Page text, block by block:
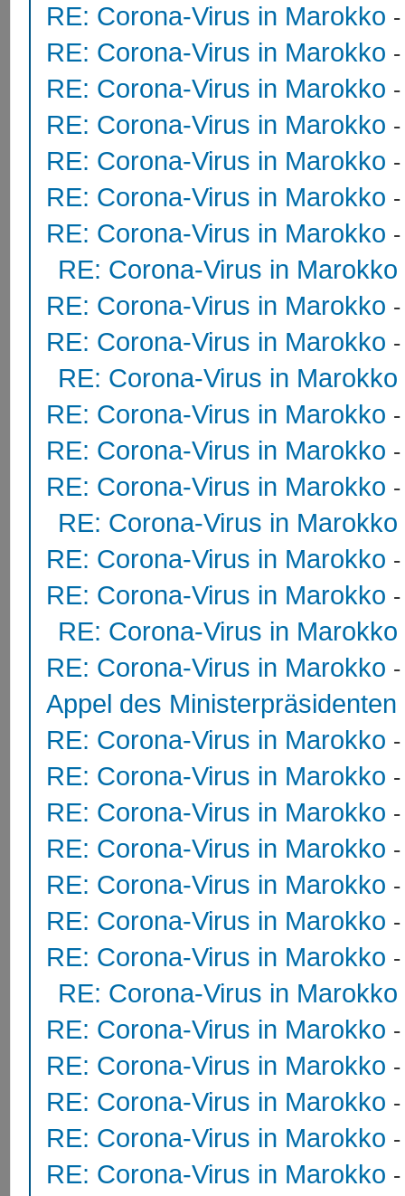
RE: Corona-Virus in Marokko
RE: Corona-Virus in Marokko
RE: Corona-Virus in Marokko
RE: Corona-Virus in Marokko
RE: Corona-Virus in Marokko
RE: Corona-Virus in Marokko
RE: Corona-Virus in Marokko
RE: Corona-Virus in Marokko
RE: Corona-Virus in Marokko
RE: Corona-Virus in Marokko
RE: Corona-Virus in Marokko
RE: Corona-Virus in Marokko
RE: Corona-Virus in Marokko
RE: Corona-Virus in Marokko
RE: Corona-Virus in Marokko
RE: Corona-Virus in Marokko
RE: Corona-Virus in Marokko
RE: Corona-Virus in Marokko
RE: Corona-Virus in Marokko
Appel des Ministerpräsidenten
RE: Corona-Virus in Marokko
RE: Corona-Virus in Marokko
RE: Corona-Virus in Marokko
RE: Corona-Virus in Marokko
RE: Corona-Virus in Marokko
RE: Corona-Virus in Marokko
RE: Corona-Virus in Marokko
RE: Corona-Virus in Marokko
RE: Corona-Virus in Marokko
RE: Corona-Virus in Marokko
RE: Corona-Virus in Marokko
RE: Corona-Virus in Marokko
RE: Corona-Virus in Marokko